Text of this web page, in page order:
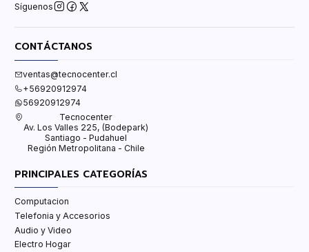
Síguenos
CONTÁCTANOS
ventas@tecnocenter.cl
+56920912974
56920912974
Tecnocenter
Av. Los Valles 225, (Bodepark)
Santiago - Pudahuel
Región Metropolitana - Chile
PRINCIPALES CATEGORÍAS
Computacion
Telefonia y Accesorios
Audio y Video
Electro Hogar